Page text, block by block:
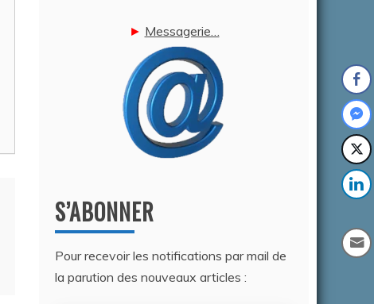
► Messagerie…
S’ABONNER
Pour recevoir les notifications par mail de
la parution des nouveaux articles :